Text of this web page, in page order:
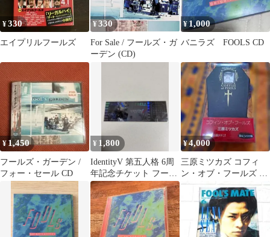
¥330
エイプリルフールズ
¥330
For Sale / フールズ・ガ
ーデン (CD)
¥1,000
バニラズ FOOLS CD
¥1,450
フールズ・ガーデン /
フォー・セール CD
¥ 1,800
IdentityV 第五人格 6周
年記念チケット フール
ズ・ゴールド
¥4,000
三原ミツカズ コフィ
ン・オブ・フールズ 限
定3000部